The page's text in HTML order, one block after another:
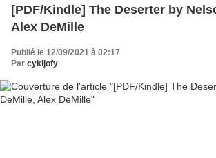
[PDF/Kindle] The Deserter by
Alex DeMille
Publié le 12/09/2021 à 02:17
Par cykijofy